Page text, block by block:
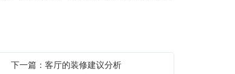
下一篇：客厅的装修建议分析